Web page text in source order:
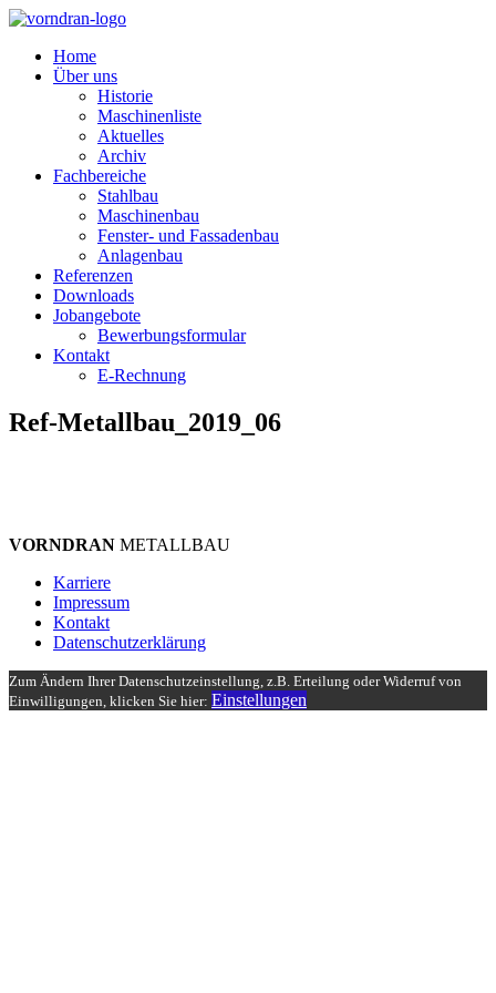
Home
Über uns
Historie
Maschinenliste
Aktuelles
Archiv
Fachbereiche
Stahlbau
Maschinenbau
Fenster- und Fassadenbau
Anlagenbau
Referenzen
Downloads
Jobangebote
Bewerbungsformular
Kontakt
E-Rechnung
Ref-Metallbau_2019_06
VORNDRAN METALLBAU
Karriere
Impressum
Kontakt
Datenschutzerklärung
Zum Ändern Ihrer Datenschutzeinstellung, z.B. Erteilung oder Widerruf von
Einwilligungen, klicken Sie hier: Einstellungen